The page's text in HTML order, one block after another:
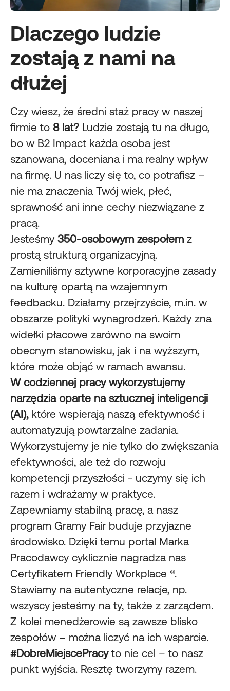
Dlaczego ludzie
zostają z nami na
dłużej
Czy wiesz, że średni staż pracy w naszej
firmie to 8 lat? Ludzie zostają tu na długo,
bo w B2 Impact każda osoba jest
szanowana, doceniana i ma realny wpływ
na firmę. U nas liczy się to, co potrafisz –
nie ma znaczenia Twój wiek, płeć,
sprawność ani inne cechy niezwiązane z
pracą.
Jesteśmy 350-osobowym zespołem z
prostą strukturą organizacyjną.
Zamieniliśmy sztywne korporacyjne zasady
na kulturę opartą na wzajemnym
feedbacku. Działamy przejrzyście, m.in. w
obszarze polityki wynagrodzeń. Każdy zna
widełki płacowe zarówno na swoim
obecnym stanowisku, jak i na wyższym,
które może objąć w ramach awansu.
W codziennej pracy wykorzystujemy
narzędzia oparte na sztucznej inteligencji
(AI), które wspierają naszą efektywność i
automatyzują powtarzalne zadania.
Wykorzystujemy je nie tylko do zwiększania
efektywności, ale też do rozwoju
kompetencji przyszłości - uczymy się ich
razem i wdrażamy w praktyce.
Zapewniamy stabilną pracę, a nasz
program Gramy Fair buduje przyjazne
środowisko. Dzięki temu portal Marka
Pracodawcy cyklicznie nagradza nas
Certyfikatem Friendly Workplace ®.
Stawiamy na autentyczne relacje, np.
wszyscy jesteśmy na ty, także z zarządem.
Z kolei menedżerowie są zawsze blisko
zespołów – można liczyć na ich wsparcie.
#DobreMiejscePracyto nie cel – to nasz
punkt wyjścia. Resztę tworzymy razem.